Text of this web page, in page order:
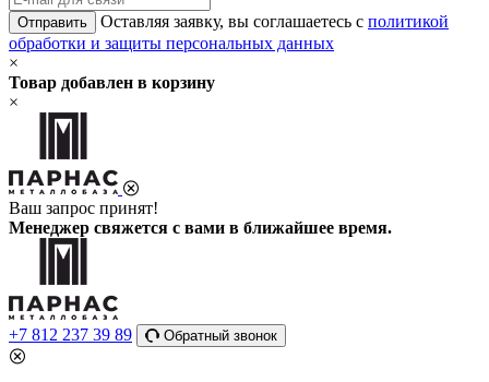
Отправить Оставляя заявку, вы соглашаетесь с политикой
обработки и защиты персональных данных
×
Товар добавлен в корзину
×
Ваш запрос принят!
Менеджер свяжется с вами в ближайшее время.
+7 812 237 39 89 Обратный звонок